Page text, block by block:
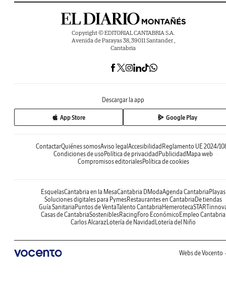
Copyright © EDITORIAL CANTABRIA S.A.
Avenida de Parayas 38, 39011 Santander ,
Cantabria
Descargar la app
App Store Google Play
ContactarQuiénes somosAviso legal Accesibilidad Reglamento UE 2024/
Condiciones de uso Política de privacidad Publicidad Mapa web
Compromisos editorialesPolítica de cookies
EsquelasCantabria en la MesaCantabria DModaAgenda Cantabria Playas
Soluciones digitales para PymesRestaurantes en Cantabria De tiendas
Guía Sanitaria Puntos de VentaTalento Cantabria Hemeroteca
Casas de CantabriaSosteniblesRacing Foro Económico Empleo Cantabria
Carlos AlcarazLotería de Navidad Lotería del Niño
Webs de Vocento